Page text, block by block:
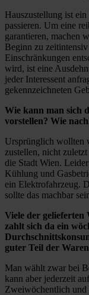
Hauszustellung ist
passieren. Um eine
garantieren, machen
Beginn zu
Einschränkungen
wird, ist eine
jeder Interessent
gekennzeichneten
Wie kann man sich
vorstellen? Wie
Ursprünglich wollten
zustellen, nicht
die Stadt Wien.
Kühlung und
ein Elektrofahrzeug.
sollte das machbar
Viele der gelieferten
zahlt sich da ein
guter Teil der
Man wählt zwar bei
kann aber jederzeit
Zweiwöchentlich und